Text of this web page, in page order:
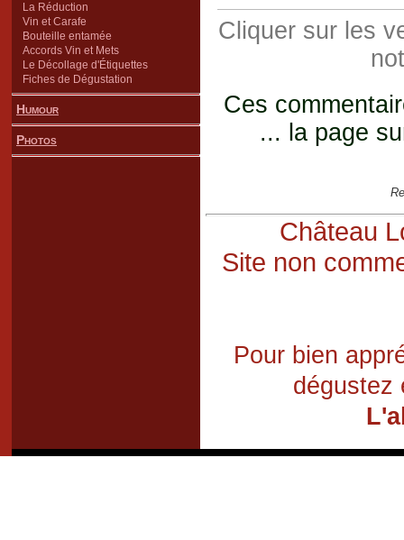
La Réduction
Vin et Carafe
Bouteille entamée
Accords Vin et Mets
Le Décollage d'Étiquettes
Fiches de Dégustation
Humour
Photos
Cliquer sur les
Ces
... la page
Château
Site non
Pour bien
dégustez